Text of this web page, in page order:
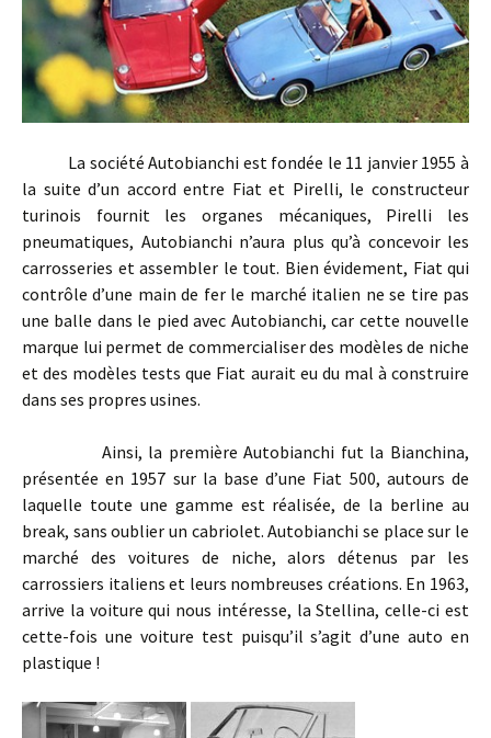
La société Autobianchi est fondée le 11 janvier 1955 à
la suite d’un accord entre Fiat et Pirelli, le constructeur
turinois fournit les organes mécaniques, Pirelli les
pneumatiques, Autobianchi n’aura plus qu’à concevoir les
carrosseries et assembler le tout. Bien évidement, Fiat qui
contrôle d’une main de fer le marché italien ne se tire pas
une balle dans le pied avec Autobianchi, car cette nouvelle
marque lui permet de commercialiser des modèles de niche
et des modèles tests que Fiat aurait eu du mal à construire
dans ses propres usines.
Ainsi, la première Autobianchi fut la Bianchina,
présentée en 1957 sur la base d’une Fiat 500, autours de
laquelle toute une gamme est réalisée, de la berline au
break, sans oublier un cabriolet. Autobianchi se place sur le
marché des voitures de niche, alors détenus par les
carrossiers italiens et leurs nombreuses créations. En 1963,
arrive la voiture qui nous intéresse, la Stellina, celle-ci est
cette-fois une voiture test puisqu’il s’agit d’une auto en
plastique !